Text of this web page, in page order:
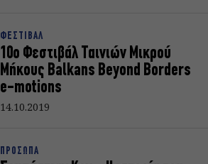
ΦΕΣΤΙΒΑΛ
10o Φεστιβάλ Ταινιών Μικρού
Μήκους Balkans Beyond Borders
e-motions
14.10.2019
ΠΡΟΣΩΠΑ